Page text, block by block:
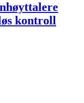
kontroll